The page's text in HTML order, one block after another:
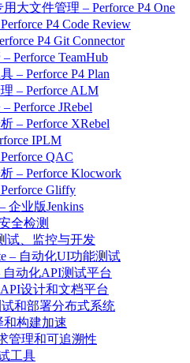
大文件管理 – Perforce P4 One
P4 Code Review
P4 Git Connector
Perforce TeamHub
– Perforce P4 Plan
– Perforce ALM
Perforce JRebel
– Perforce XRebel
IPLM
QAC
– Perforce Klocwork
Gliffy
企业版Jenkins
全检测
试、监控与开发
– 自动化UI功能测试
自动化API测试平台
设计和文档平台
试和部署分布式系统
和构建加速
管理和可追溯性
工具